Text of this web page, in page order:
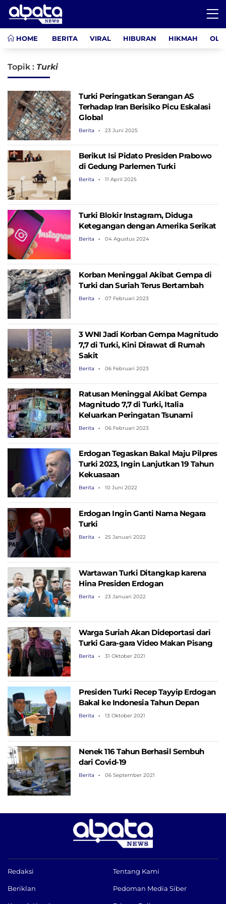
HOME BERITA VIRAL HIBURAN HIKMAH
Topik : Turki
Turki Peringatkan Serangan AS
Terhadap Iran Berisiko Picu Eskalasi
Global
Berita 23 Juni 2025
Berikut Isi Pidato Presiden Prabowo
di Gedung Parlemen Turki
Berita 11 April 2025
Turki Blokir Instagram, Diduga
Ketegangan dengan Amerika Serikat
Berita 04 Agustus 2024
Korban Meninggal Akibat Gempa di
Turki dan Suriah Terus Bertambah
Berita 07 Februari 2023
3 WNI Jadi Korban Gempa Magnitudo
7,7 di Turki, Kini Dirawat di Rumah
Sakit
Berita 06 Februari 2023
Ratusan Meninggal Akibat Gempa
Magnitudo 7,7 di Turki, Italia
Keluarkan Peringatan Tsunami
Berita 06 Februari 2023
Erdogan Tegaskan Bakal Maju Pilpres
Turki 2023, Ingin Lanjutkan 19 Tahun
Kekuasaan
Berita 10 Juni 2022
Erdogan Ingin Ganti Nama Negara
Turki
Berita 25 Januari 2022
Wartawan Turki Ditangkap karena
Hina Presiden Erdogan
Berita 23 Januari 2022
Warga Suriah Akan Dideportasi dari
Turki Gara-gara Video Makan Pisang
Berita 31 Oktober 2021
Presiden Turki Recep Tayyip Erdogan
Bakal ke Indonesia Tahun Depan
Berita 13 Oktober 2021
Nenek 116 Tahun Berhasil Sembuh
dari Covid-19
Berita 06 September 2021
Redaksi Tentang Kami
Beriklan Pedoman Media Siber